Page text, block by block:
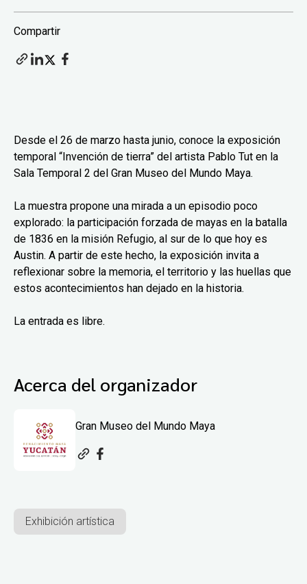
Compartir
Desde el 26 de marzo hasta junio, conoce la exposición
temporal “Invención de tierra” del artista Pablo Tut en la
Sala Temporal 2 del Gran Museo del Mundo Maya.
La muestra propone una mirada a un episodio poco
explorado: la participación forzada de mayas en la batalla
de 1836 en la misión Refugio, al sur de lo que hoy es
Austin. A partir de este hecho, la exposición invita a
reflexionar sobre la memoria, el territorio y las huellas que
estos acontecimientos han dejado en la historia.
La entrada es libre.
Acerca del organizador
Gran Museo del Mundo Maya
Exhibición artística